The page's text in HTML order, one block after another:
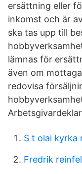
ersättning eller
inkomst och är
ska tas upp till
lämnas för
även om
redovisa
S t olai kyrka
Fredrik